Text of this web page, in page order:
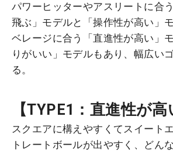
パワーヒッターやアスリートに合
飛ぶ」モデルと「操作性が高い」
ベレージに合う「直進性が高い」
りがいい」モデルもあり、幅広い
る。
【TYPE1：直進性が高
スクエアに構えやすくてスイート
トレートボールが出やすく、どん